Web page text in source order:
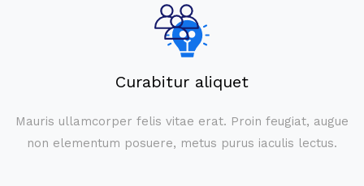
Curabitur aliquet
Mauris ullamcorper felis vitae erat. Proin feugiat, augue
non elementum posuere, metus purus iaculis lectus.